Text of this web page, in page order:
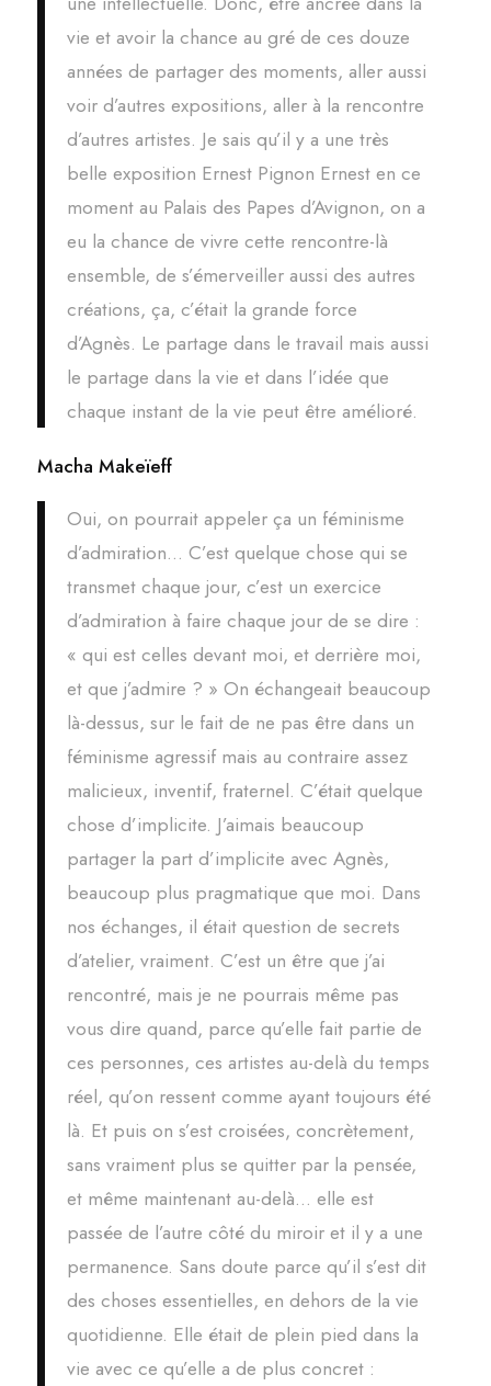
vie et avoir la chance au gré de ces douze
années de partager des moments, aller aussi
voir d’autres expositions, aller à la rencontre
d’autres artistes. Je sais qu’il y a une très
belle exposition Ernest Pignon Ernest en ce
moment au Palais des Papes d’Avignon, on a
eu la chance de vivre cette rencontre-là
ensemble, de s’émerveiller aussi des autres
créations, ça, c’était la grande force
d’Agnès. Le partage dans le travail mais aussi
le partage dans la vie et dans l’idée que
chaque instant de la vie peut être amélioré.
Macha Makeïeff
Oui, on pourrait appeler ça un féminisme
d’admiration… C’est quelque chose qui se
transmet chaque jour, c’est un exercice
d’admiration à faire chaque jour de se dire :
« qui est celles devant moi, et derrière moi,
et que j’admire ? » On échangeait beaucoup
là-dessus, sur le fait de ne pas être dans un
féminisme agressif mais au contraire assez
malicieux, inventif, fraternel. C’était quelque
chose d’implicite. J’aimais beaucoup
partager la part d’implicite avec Agnès,
beaucoup plus pragmatique que moi. Dans
nos échanges, il était question de secrets
d’atelier, vraiment. C’est un être que j’ai
rencontré, mais je ne pourrais même pas
vous dire quand, parce qu’elle fait partie de
ces personnes, ces artistes au-delà du temps
réel, qu’on ressent comme ayant toujours été
là. Et puis on s’est croisées, concrètement,
sans vraiment plus se quitter par la pensée,
et même maintenant au-delà… elle est
passée de l’autre côté du miroir et il y a une
permanence. Sans doute parce qu’il s’est dit
des choses essentielles, en dehors de la vie
quotidienne. Elle était de plein pied dans la
vie avec ce qu’elle a de plus concret :